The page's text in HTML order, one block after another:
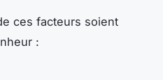
ces facteurs soient
: